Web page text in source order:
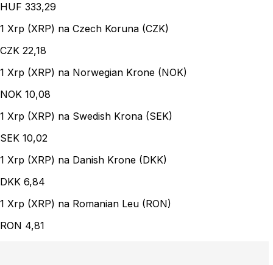
HUF 333,29
1 Xrp (XRP) na Czech Koruna (CZK)
CZK 22,18
1 Xrp (XRP) na Norwegian Krone (NOK)
NOK 10,08
1 Xrp (XRP) na Swedish Krona (SEK)
SEK 10,02
1 Xrp (XRP) na Danish Krone (DKK)
DKK 6,84
1 Xrp (XRP) na Romanian Leu (RON)
RON 4,81